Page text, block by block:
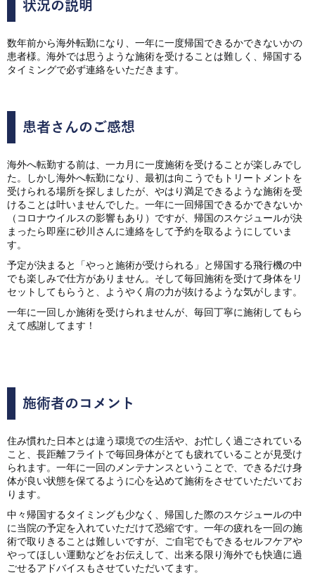
状況の説明
数年前から海外転勤になり、一年に一度帰国できるかできないかの
患者様。海外では思うような施術を受けることは難しく、帰国する
タイミングで必ず連絡をいただきます。
患者さんのご感想
海外へ転勤する前は、一カ月に一度施術を受けることが楽しみでし
た。しかし海外へ転勤になり、最初は向こうでもトリートメントを
受けられる場所を探しましたが、やはり満足できるような施術を受
けることは叶いませんでした。一年に一回帰国できるかできないか
（コロナウイルスの影響もあり）ですが、帰国のスケジュールが決
まったら即座に砂川さんに連絡をして予約を取るようにしていま
す。
予定が決まると「やっと施術が受けられる」と帰国する飛行機の中
でも楽しみで仕方がありません。そして毎回施術を受けて身体をリ
セットしてもらうと、ようやく肩の力が抜けるような気がします。
一年に一回しか施術を受けられませんが、毎回丁寧に施術してもら
えて感謝してます！
施術者のコメント
住み慣れた日本とは違う環境での生活や、お忙しく過ごされている
こと、長距離フライトで毎回身体がとても疲れていることが見受け
られます。一年に一回のメンテナンスということで、できるだけ身
体が良い状態を保てるように心を込めて施術をさせていただいてお
ります。
中々帰国するタイミングも少なく、帰国した際のスケジュールの中
に当院の予定を入れていただけて恐縮です。一年の疲れを一回の施
術で取りきることは難しいですが、ご自宅でもできるセルフケアや
やってほしい運動などをお伝えして、出来る限り海外でも快適に過
ごせるアドバイスもさせていただいてます。